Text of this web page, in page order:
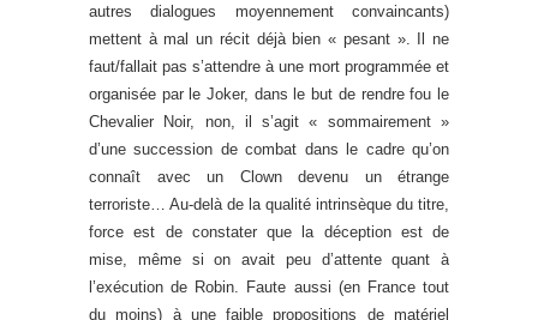
autres dialogues moyennement convaincants)
mettent à mal un récit déjà bien « pesant ». Il ne
faut/fallait pas s’attendre à une mort programmée et
organisée par le Joker, dans le but de rendre fou le
Chevalier Noir, non, il s’agit « sommairement »
d’une succession de combat dans le cadre qu’on
connaît avec un Clown devenu un étrange
terroriste… Au-delà de la qualité intrinsèque du titre,
force est de constater que la déception est de
mise, même si on avait peu d’attente quant à
l’exécution de Robin. Faute aussi (en France tout
du moins) à une faible propositions de matériel